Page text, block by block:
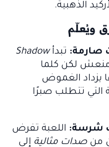
الذهبية.
ويُعلّم
صارمة: تبدأShadow
لكن كلما
يزداد الغموض
التي تتطلب صبرًا
شرسة: اللعبة تفرض
منصدات مثالية إلى